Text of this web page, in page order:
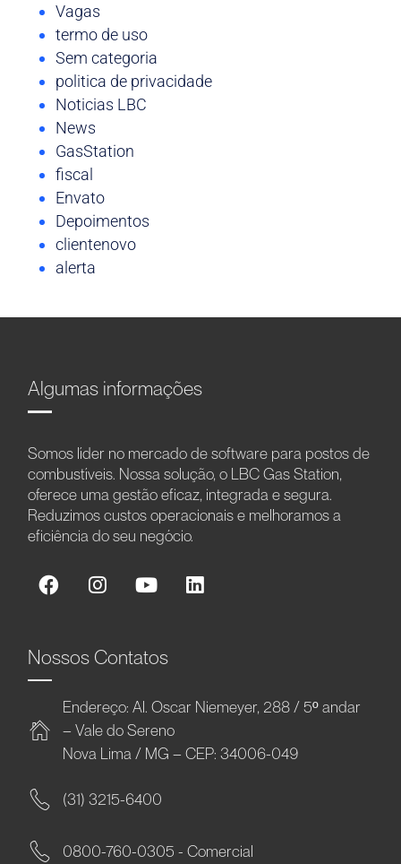
Vagas
termo de uso
Sem categoria
politica de privacidade
Noticias LBC
News
GasStation
fiscal
Envato
Depoimentos
clientenovo
alerta
Algumas informações
Somos líder no mercado de software para postos de
combustíveis. Nossa solução, o LBC Gas Station,
oferece uma gestão eficaz, integrada e segura.
Reduzimos custos operacionais e melhoramos a
eficiência do seu negócio.
Nossos Contatos
Endereço: Al. Oscar Niemeyer, 288 / 5º andar
– Vale do Sereno
Nova Lima / MG – CEP: 34006-049
(31) 3215-6400
0800-760-0305 - Comercial